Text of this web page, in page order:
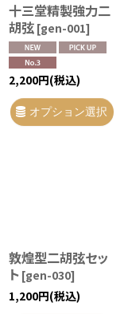
十三堂精製強力二
胡弦 [gen-001]
2,200円(税込)
オプション選択
敦煌型二胡弦セッ
ト [gen-030]
1,200円(税込)